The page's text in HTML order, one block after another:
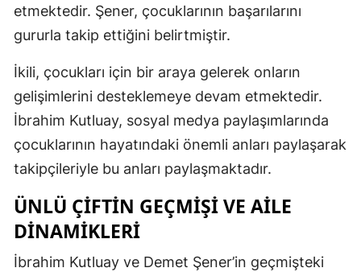
Nevşehir
Niğde
Ordu
Siirt
etmektedir. Şener, çocuklarının başarılarını
gururla takip ettiğini belirtmiştir.
İkili, çocukları için bir araya gelerek onların
gelişimlerini desteklemeye devam etmektedir.
İbrahim Kutluay, sosyal medya paylaşımlarında
çocuklarının hayatındaki önemli anları paylaşarak
takipçileriyle bu anları paylaşmaktadır.
ÜNLÜ ÇIFTIN GEÇMIŞI VE AILE
DINAMIKLERI
İbrahim Kutluay ve Demet Şener’in geçmişteki